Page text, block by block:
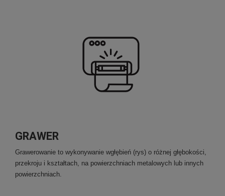
GRAWER
Grawerowanie to wykonywanie wgłębień (rys) o różnej głębokości,
przekroju i kształtach, na powierzchniach metalowych lub innych
powierzchniach.